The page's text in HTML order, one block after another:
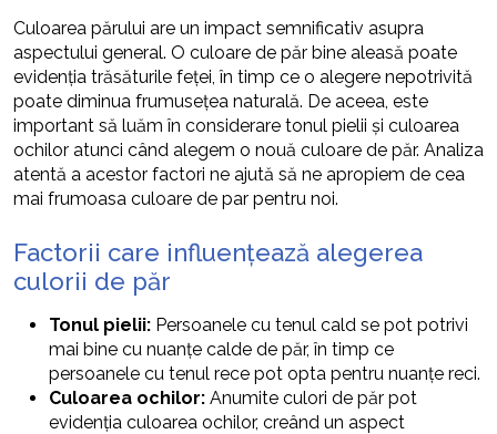
Culoarea părului are un impact semnificativ asupra
aspectului general. O culoare de păr bine aleasă poate
evidenția trăsăturile feței, în timp ce o alegere nepotrivită
poate diminua frumusețea naturală. De aceea, este
important să luăm în considerare tonul pielii și culoarea
ochilor atunci când alegem o nouă culoare de păr. Analiza
atentă a acestor factori ne ajută să ne apropiem de cea
mai frumoasa culoare de par pentru noi.
Factorii care influențează alegerea
culorii de păr
Tonul pielii: Persoanele cu tenul cald se pot potrivi
mai bine cu nuanțe calde de păr, în timp ce
persoanele cu tenul rece pot opta pentru nuanțe reci.
Culoarea ochilor: Anumite culori de păr pot
evidenția culoarea ochilor, creând un aspect